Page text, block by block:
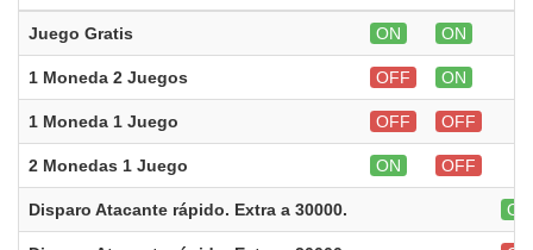
Juego Gratis ON ON
1 Moneda 2 Juegos OFF ON
1 Moneda 1 Juego OFF OFF
2 Monedas 1 Juego ON OFF
Disparo Atacante rápido. Extra a 30000. ON